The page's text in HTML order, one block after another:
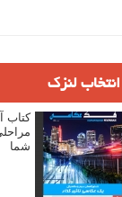
انتخاب لنزک
کتاب
شما